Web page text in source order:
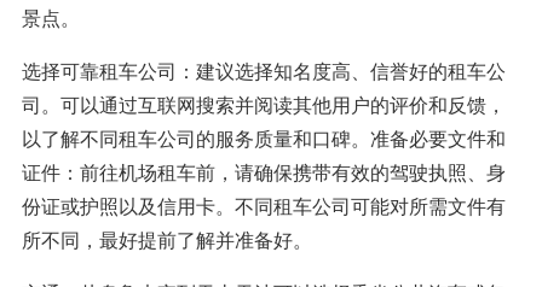
景点。
选择可靠租车公司：建议选择知名度高、信誉好的租车公
司。可以通过互联网搜索并阅读其他用户的评价和反馈，
以了解不同租车公司的服务质量和口碑。准备必要文件和
证件：前往机场租车前，请确保携带有效的驾驶执照、身
份证或护照以及信用卡。不同租车公司可能对所需文件有
所不同，最好提前了解并准备好。